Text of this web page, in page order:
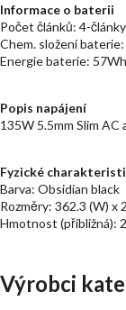
Informace o baterii
Počet článků: 4-články
Chem. složení
Energie baterie: 57Wh
Popis napájení
135W 5.5mm Slim AC
Fyzické
Barva: Obsidian black
Rozměry: 362.3 (W) x
Hmotnost (přibližná):
Výrobci